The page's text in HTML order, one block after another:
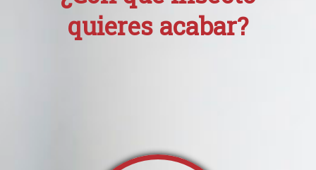
quieres acabar?